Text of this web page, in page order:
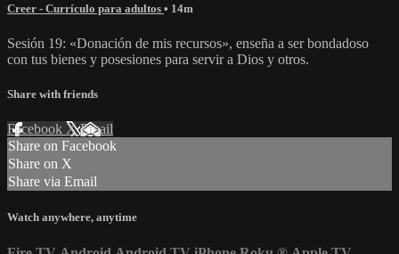
Creer - Currículo para adultos • 14m
Sesión 19: «Donación de mis recursos», enseña a ser bondadoso
con tus bienes y posesiones para servir a Dios y otros.
Share with friends
Facebook XEmail
Share on Facebook
Share on X
Share via Email
Watch anywhere, anytime